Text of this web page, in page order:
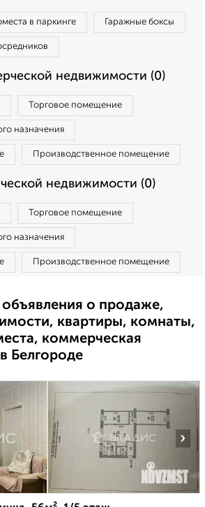
в паркинге Гаражные боксы
недвижимости (0)
Торговое помещение
назначения
Производственное помещение
недвижимости (0)
Торговое помещение
назначения
Производственное помещение
о продаже,
квартиры, комнаты,
коммерческая
Белгороде
›